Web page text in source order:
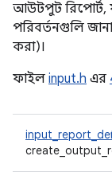
আউটপুট রিপোর্ট,
পরিবর্তনগুলি
করা)।
ফাইল input.h এর